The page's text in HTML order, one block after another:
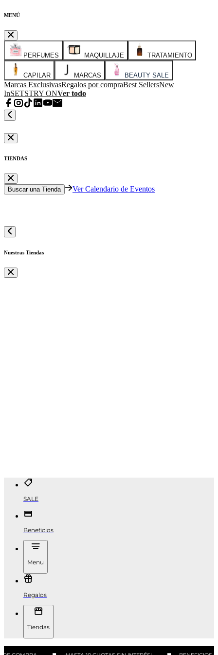
MENÚ
PERFUMES MAQUILLAJE TRATAMIENTO
CAPILAR MARCAS BEAUTY SALE
Marcas ExclusivasRegalos por compraBest SellersNew
InSETSTRY ONVer todo
TIENDAS
Buscar una Tienda Ver Calendario de Eventos
Nuestras Tiendas
SALE
Beneficios
Menu
Regalos
Tiendas